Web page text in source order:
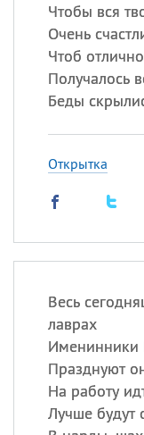
Чтобы вся
Очень
Чтоб
Получалось
Беды
Открытка
Весь
лаврах
Именинники
Празднуют
На работу
Лучше будут